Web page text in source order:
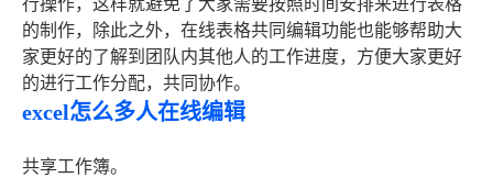
行操作，这样就避免了大家需要按照时间安排来进行表格
的制作，除此之外，在线表格共同编辑功能也能够帮助大
家更好的了解到团队内其他人的工作进度，方便大家更好
的进行工作分配，共同协作。
excel怎么多人在线编辑
共享工作簿。